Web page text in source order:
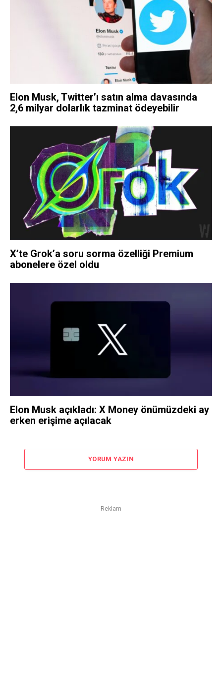
Elon Musk, Twitter’ı satın alma davasında
2,6 milyar dolarlık tazminat ödeyebilir
X’te Grok’a soru sorma özelliği Premium
abonelere özel oldu
Elon Musk açıkladı: X Money önümüzdeki ay
erken erişime açılacak
YORUM YAZIN
Reklam